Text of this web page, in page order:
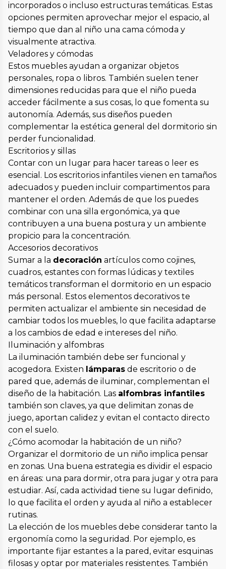
incorporados o incluso estructuras temáticas. Estas
opciones permiten aprovechar mejor el espacio, al
tiempo que dan al niño una cama cómoda y
visualmente atractiva.
Veladores y cómodas
Estos muebles ayudan a organizar objetos
personales, ropa o libros. También suelen tener
dimensiones reducidas para que el niño pueda
acceder fácilmente a sus cosas, lo que fomenta su
autonomía. Además, sus diseños pueden
complementar la estética general del dormitorio sin
perder funcionalidad.
Escritorios y sillas
Contar con un lugar para hacer tareas o leer es
esencial. Los escritorios infantiles vienen en tamaños
adecuados y pueden incluir compartimentos para
mantener el orden. Además de que los puedes
combinar con una silla ergonómica, ya que
contribuyen a una buena postura y un ambiente
propicio para la concentración.
Accesorios decorativos
Sumar a la decoración artículos como cojines,
cuadros, estantes con formas lúdicas y textiles
temáticos transforman el dormitorio en un espacio
más personal. Estos elementos decorativos te
permiten actualizar el ambiente sin necesidad de
cambiar todos los muebles, lo que facilita adaptarse
a los cambios de edad e intereses del niño.
Iluminación y alfombras
La iluminación también debe ser funcional y
acogedora. Existen lámparas de escritorio o de
pared que, además de iluminar, complementan el
diseño de la habitación. Las alfombras infantiles
también son claves, ya que delimitan zonas de
juego, aportan calidez y evitan el contacto directo
con el suelo.
¿Cómo acomodar la habitación de un niño?
Organizar el dormitorio de un niño implica pensar
en zonas. Una buena estrategia es dividir el espacio
en áreas: una para dormir, otra para jugar y otra para
estudiar. Así, cada actividad tiene su lugar definido,
lo que facilita el orden y ayuda al niño a establecer
rutinas.
La elección de los muebles debe considerar tanto la
ergonomía como la seguridad. Por ejemplo, es
importante fijar estantes a la pared, evitar esquinas
filosas y optar por materiales resistentes. También